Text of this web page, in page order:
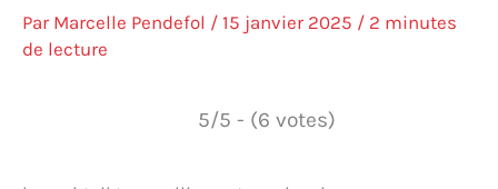
Par Marcelle Pendefol / 15 janvier 2025 / 2 minutes
de lecture
5/5 - (6 votes)